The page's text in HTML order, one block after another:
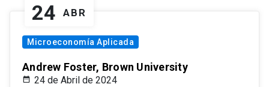
24 ABR
Microeconomía Aplicada
Andrew Foster, Brown University
24 de Abril de 2024